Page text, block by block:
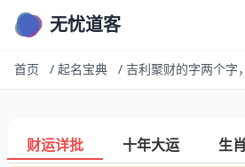
无忧道客
首页 / 起名宝典 / 吉利聚财的字两个字
财运详批 十年大运 生